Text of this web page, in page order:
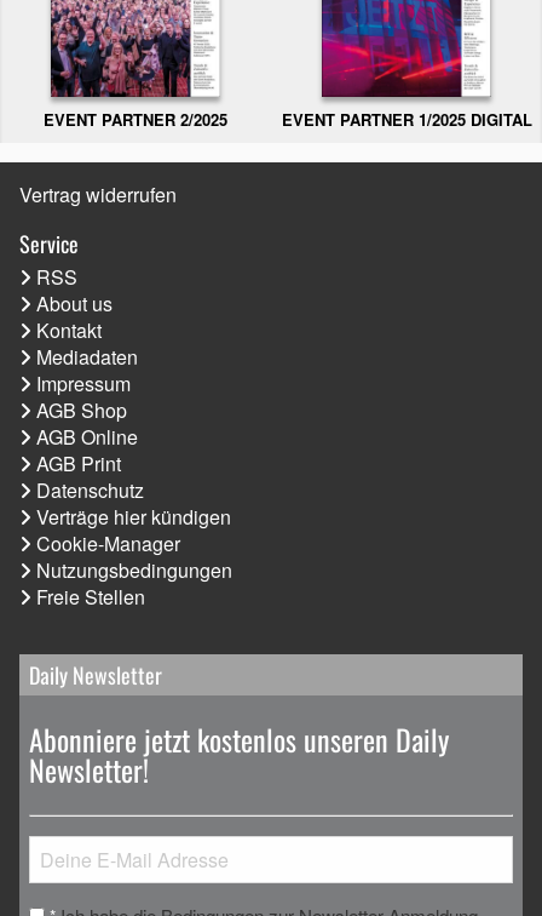
EVENT PARTNER 2/2025 EVENT PARTNER 1/2025 DIGITAL
Vertrag widerrufen
Service
RSS
About us
Kontakt
Mediadaten
Impressum
AGB Shop
AGB Online
AGB Print
Datenschutz
Verträge hier kündigen
Cookie-Manager
Nutzungsbedingungen
Freie Stellen
Daily Newsletter
Abonniere jetzt kostenlos unseren Daily
Newsletter!